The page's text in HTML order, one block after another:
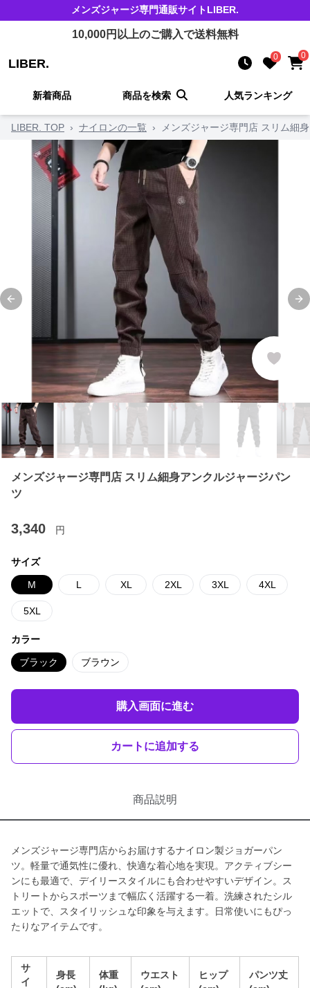
メンズジャージ専門通販サイトLIBER.
10,000円以上のご購入で送料無料
LIBER. 0 0
新着商品 商品を検索 人気ランキング
LIBER. TOP › ナイロンの一覧 › メンズジャージ専門店 スリム細
Previous slide
メンズジャージ専門店 スリム細身アンクルジャージパン
ツ
3,340 円
サイズ
M L XL 2XL 3XL 4XL
5XL
カラー
ブラック ブラウン
購入画面に進む
カートに追加する
商品説明
メンズジャージ専門店からお届けするナイロン製ジョガーパン
ツ。軽量で通気性に優れ、快適な着心地を実現。アクティブシー
ンにも最適で、デイリースタイルにも合わせやすいデザイン。ス
トリートからスポーツまで幅広く活躍する一着。洗練されたシル
エットで、スタイリッシュな印象を与えます。日常使いにもぴっ
たりなアイテムです。
サ
イ
身長
体重
ウエスト
ヒップ
パンツ丈